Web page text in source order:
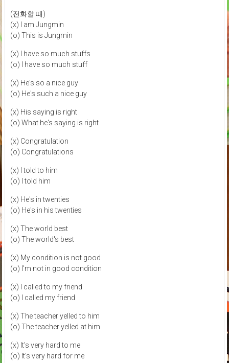
(전화할 때)
(x) I am Jungmin
(o) This is Jungmin
(x) I have so much stuffs
(o) I have so much stuff
(x) He's so a nice guy
(o) He's such a nice guy
(x) His saying is right
(o) What he's saying is right
(x) Congratulation
(o) Congratulations
(x) I told to him
(o) I told him
(x) He's in twenties
(o) He's in his twenties
(x) The world best
(o) The world's best
(x) My condition is not good
(o) I'm not in good condition
(x) I called to my friend
(o) I called my friend
(x) The teacher yelled to him
(o) The teacher yelled at him
(x) It's very hard to me
(o) It's very hard for me